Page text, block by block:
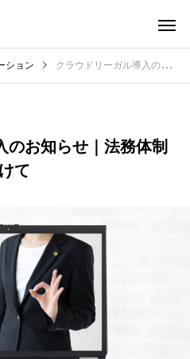
ション クラウドリーガル導入のお知らせ｜法務体制の強化とDX推進に向けて
のお知らせ｜法務体制
て